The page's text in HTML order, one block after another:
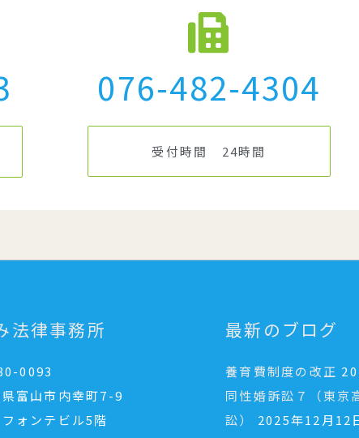
076-482-4304
受付時間 24時間
法律事務所
0093
富山市内幸町7-9
ォンテビル5階
最新のブログ
養育費制度の改正
同性婚訴訟７（東京
訟）
2025年12月12